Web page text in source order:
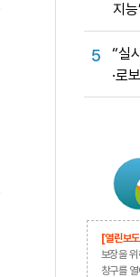
지능
5
“실
·로
[열린보
보장을
창구를